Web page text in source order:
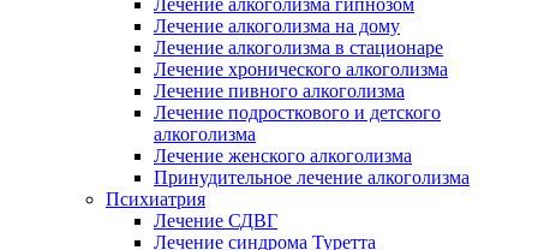
Лечение алкоголизма гипнозом
Лечение алкоголизма на дому
Лечение алкоголизма в стационаре
Лечение хронического алкоголизма
Лечение пивного алкоголизма
Лечение подросткового и детского
алкоголизма
Лечение женского алкоголизма
Принудительное лечение алкоголизма
Психиатрия
Лечение СДВГ
Лечение синдрома Туретта